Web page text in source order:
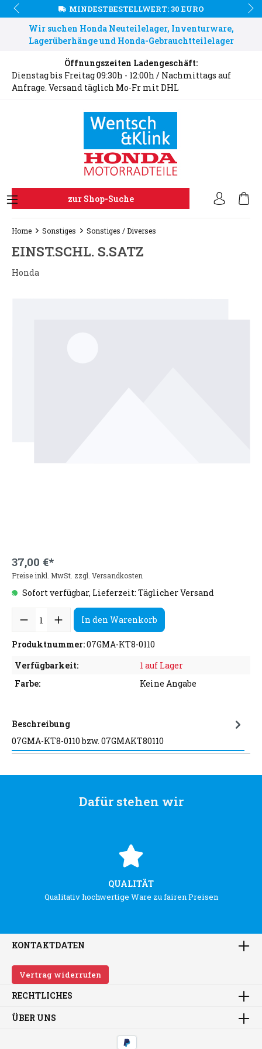
MINDESTBESTELLWERT: 30 EURO
Wir suchen Honda Neuteilelager, Inventurware,
Lagerüberhänge und Honda-Gebrauchtteilelager
Öffnungszeiten Ladengeschäft:
Dienstag bis Freitag 09:30h - 12:00h / Nachmittags auf
Anfrage. Versand täglich Mo-Fr mit DHL
zur Shop-Suche
Home Sonstiges Sonstiges / Diverses
EINST.SCHL. S.SATZ
Honda
37,00 €*
Preise inkl. MwSt. zzgl. Versandkosten
Sofort verfügbar, Lieferzeit: Täglicher Versand
In den Warenkorb
Produktnummer:07GMA-KT8-0110
Verfügbarkeit:
1 auf Lager
Farbe:
Keine Angabe
Beschreibung
07GMA-KT8-0110 bzw. 07GMAKT80110
Dafür stehen wir
QUALITÄT
Qualitativ hochwertige Ware zu fairen Preisen
KONTAKTDATEN
Vertrag widerrufen
RECHTLICHES
ÜBER UNS